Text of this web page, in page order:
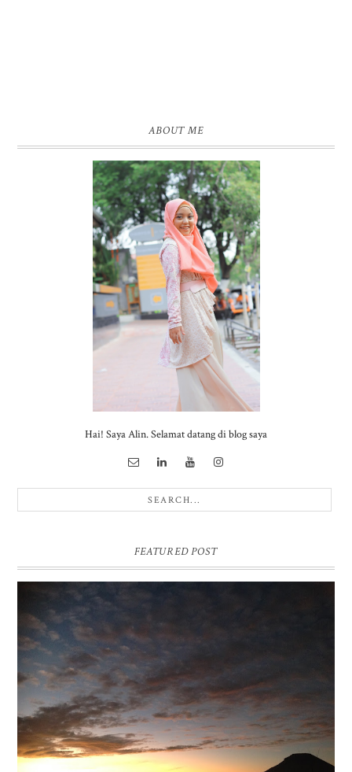
ABOUT ME
Hai! Saya Alin. Selamat datang di blog saya
FEATURED POST
BUKIT SIKUNIR DIENG | GOLDEN SUNRISE TERBAIK DI
ASIA